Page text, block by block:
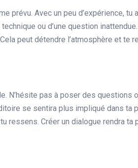
prévu. Avec un peu d’expérience, tu
ou d’une question
peut détendre l’atmosphère et te
N’hésite pas à poser des questions
se sentira plus impliqué dans ta
ressens. Créer un dialogue rendra ta